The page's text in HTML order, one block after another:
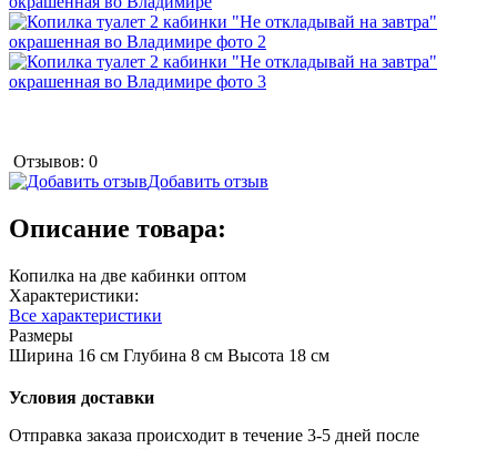
Отзывов: 0
Добавить отзыв
Описание товара:
Копилка на две кабинки оптом
Характеристики:
Все характеристики
Размеры
Ширина 16 см Глубина 8 см Высота 18 см
Условия доставки
Отправка заказа происходит в течение 3-5 дней после